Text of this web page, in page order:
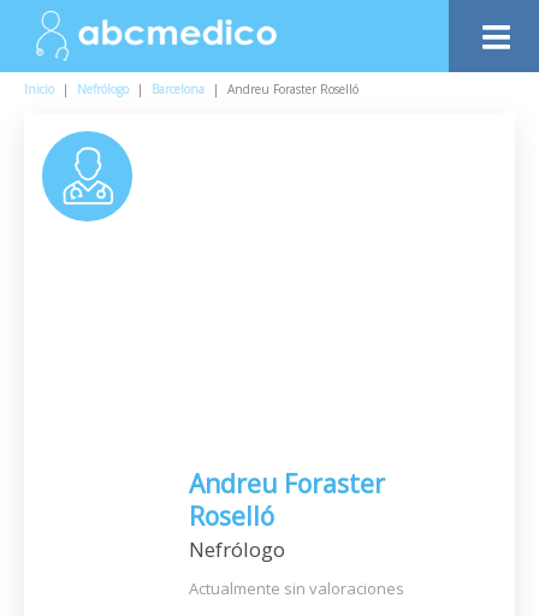
Inicio | Nefrólogo | Barcelona | Andreu Foraster Roselló
Andreu Foraster
Roselló
Nefrólogo
Actualmente sin valoraciones